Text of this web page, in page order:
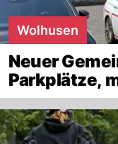
Wolhusen
Neuer
Parkplätze,